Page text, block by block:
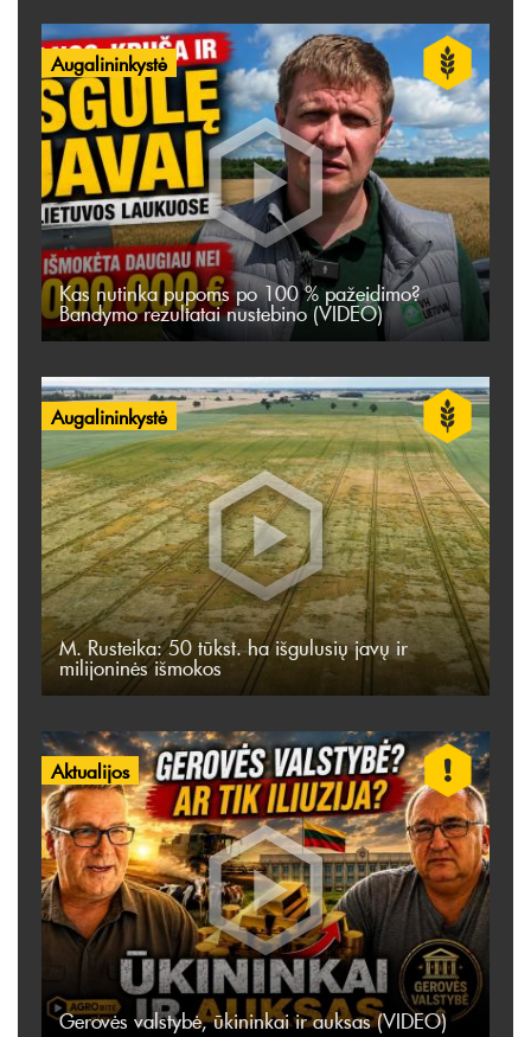
Augalininkystė
Kas nutinka pupoms po 100 % pažeidimo?
Bandymo rezultatai nustebino (VIDEO)
Augalininkystė
M. Rusteika: 50 tūkst. ha išgulusių javų ir
milijoninės išmokos
Aktualijos
Gerovės valstybė, ūkininkai ir auksas (VIDEO)